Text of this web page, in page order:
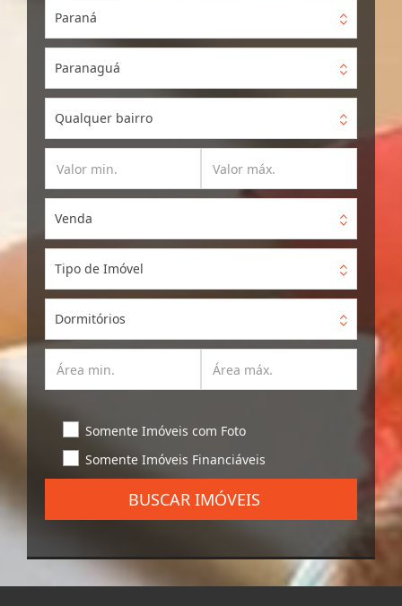
Paraná
Paranaguá
Qualquer bairro
Venda
Tipo de Imóvel
Dormitórios
Somente Imóveis com Foto
Somente Imóveis Financiáveis
BUSCAR IMÓVEIS